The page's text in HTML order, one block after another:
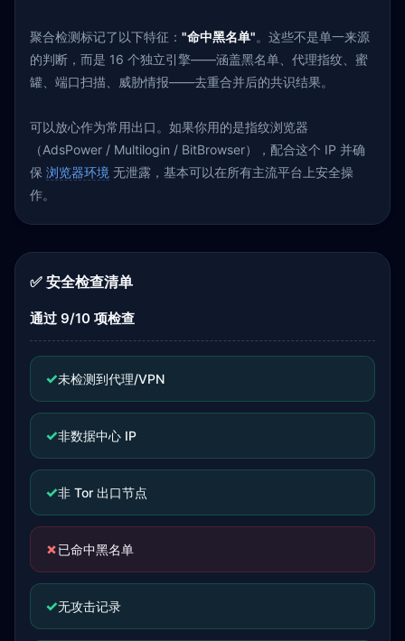
聚合检测标记了以下特征： "命中黑名单"。这些不是单一来源
的判断，而是 16 个独立引擎——涵盖黑名单、代理指纹、蜜
罐、端口扫描、威胁情报——去重合并后的共识结果。
可以放心作为常用出口。如果你用的是指纹浏览器
（AdsPower / Multilogin / BitBrowser），配合这个 IP 并确
保 浏览器环境 无泄露，基本可以在所有主流平台上安全操
作。
✅ 安全检查清单
通过 9/10 项检查
✓未检测到代理/VPN
✓非数据中心 IP
✓非 Tor 出口节点
✗已命中黑名单
✓无攻击记录